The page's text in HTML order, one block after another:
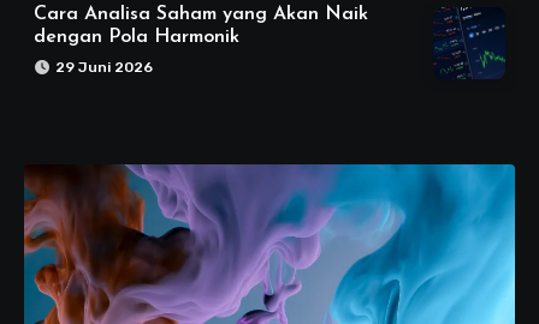
Cara Analisa Saham yang Akan Naik
dengan Pola Harmonik
29 Juni 2026